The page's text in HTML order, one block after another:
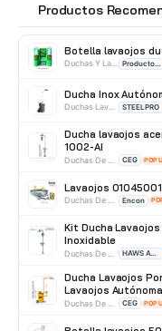
Estuche con 10
Expert 100099
Productos
Botella lavaojos
Ducha Inox
STEELPRO
Ducha lavaojos
1002-AI
CEG
Lavaojos
Encon
Kit Ducha
Inoxidable
HAWS AVLIS
Ducha Lavaojos
Lavaojos Autónoma
CEG